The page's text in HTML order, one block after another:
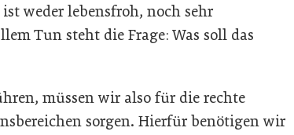
weder lebensfroh, noch sehr
Tun steht die Frage: Was soll das
müssen wir also für die rechte
sorgen. Hierfür benötigen wir